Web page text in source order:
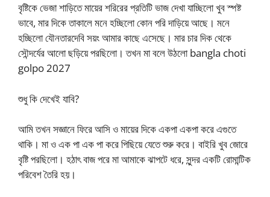
বৃষ্টিকে ভেজা শাড়িতে মায়ের শরিরের প্রতিটি ভাজ দেখা যাচ্ছিলো খুব স্পষ্ট
ভাবে, মার দিকে তাকালে মনে হচ্ছিলো কোন পরি দাড়িয়ে আছে। মনে
হচ্ছিলো যৌনতারদেবি সয়ং আমার কাছে এসেছে। মার চার দিক থেকে
সৌন্দর্যের আলো ছড়িয়ে পরছিলো। তখন মা বলে উঠলো bangla choti
golpo 2027
শুধু কি দেখেই যাবি?
আমি তখন সজ্ঞানে ফিরে আসি ও মায়ের দিকে একপা একপা করে এগুতে
থাকি। মা ও এক পা এক পা করে পিছিয়ে যেতে শুরু করে। বাইরি খুব জোরে
বৃষ্টি পরছিলো। হঠাৎ বাজ পরে মা আমাকে ঝাপটে ধরে, সুন্দর একটি রোমান্টিক
পরিবেশ তৈরি হয়।